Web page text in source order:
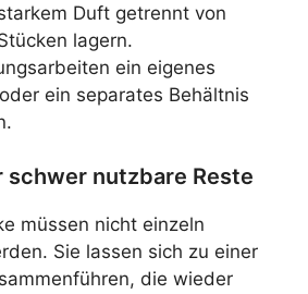
Duft getrennt von
lagern.
ein eigenes
ein separates Behältnis
schwer nutzbare Reste
müssen nicht einzeln
Sie lassen sich zu einer
die wieder